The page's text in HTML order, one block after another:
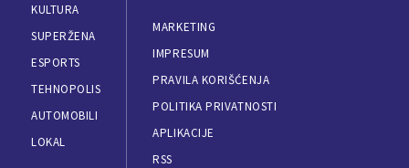
KULTURA
SUPERŽENA
ESPORTS
TEHNOPOLIS
AUTOMOBILI
LOKAL
MARKETING
IMPRESUM
PRAVILA KORIŠĆENJA
POLITIKA PRIVATNOSTI
APLIKACIJE
RSS